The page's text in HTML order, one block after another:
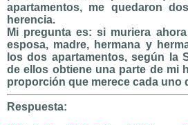
apartamentos, me quedaron
herencia.
Mi pregunta es: si muriera
esposa, madre, hermana y
los dos apartamentos, según la
de ellos obtiene una parte de mi
proporción que merece cada uno
Respuesta: